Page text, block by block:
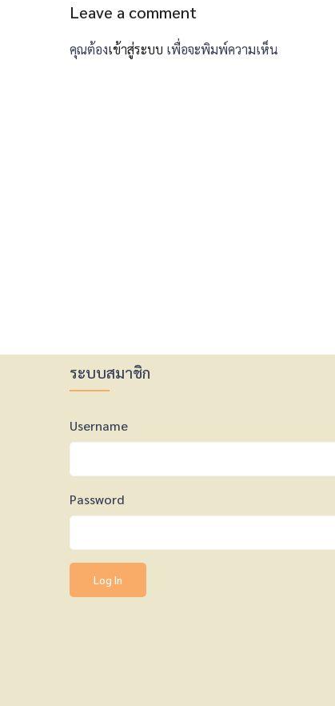
Leave a comment
คุณต้องเข้าสู่ระบบ เพื่อจะพิมพ์ความเห็น
ระบบสมาชิก
Username
Password